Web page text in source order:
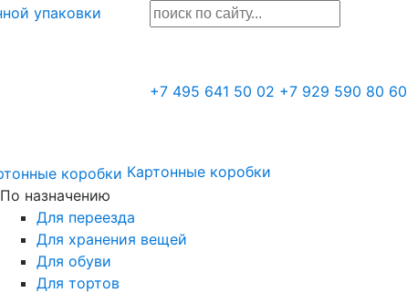
+7 495 641 50 02 +7 929 590 80 60
Картонные коробки
По назначению
Для переезда
Для хранения вещей
Для обуви
Для тортов